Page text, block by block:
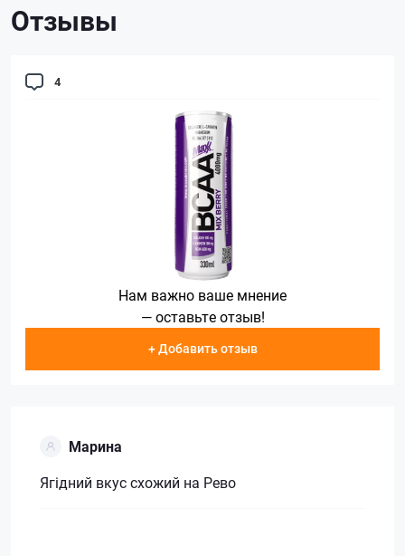
Отзывы
4
Нам важно ваше мнение
— оставьте отзыв!
+ Добавить отзыв
Марина
Ягідний вкус схожий на Рево